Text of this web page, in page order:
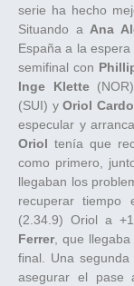
serie ha hecho
Situando aAna
España a la
semifinal con
Inge Klette
(SUI) yOriol
especular y
Oriol tenía que
como primero,
llegaban los
recuperar
(2.34.9) Oriol a
Ferrer, que
final. Una
asegurar el pase